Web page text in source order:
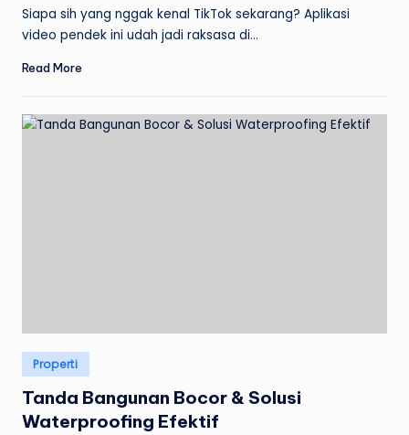
Siapa sih yang nggak kenal TikTok sekarang? Aplikasi
video pendek ini udah jadi raksasa di…
Read More
Posted
in
Properti
Tanda Bangunan Bocor & Solusi
Waterproofing Efektif